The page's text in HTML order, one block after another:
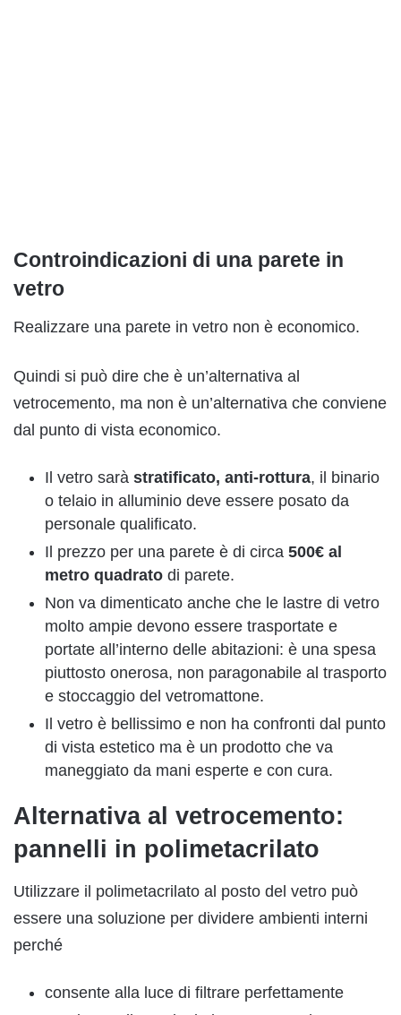
Controindicazioni di una parete in
vetro
Realizzare una parete in vetro non è economico.
Quindi si può dire che è un’alternativa al
vetrocemento, ma non è un’alternativa che conviene
dal punto di vista economico.
Il vetro sarà stratificato, anti-rottura, il binario
o telaio in alluminio deve essere posato da
personale qualificato.
Il prezzo per una parete è di circa 500€ al
metro quadrato di parete.
Non va dimenticato anche che le lastre di vetro
molto ampie devono essere trasportate e
portate all’interno delle abitazioni: è una spesa
piuttosto onerosa, non paragonabile al trasporto
e stoccaggio del vetromattone.
Il vetro è bellissimo e non ha confronti dal punto
di vista estetico ma è un prodotto che va
maneggiato da mani esperte e con cura.
Alternativa al vetrocemento:
pannelli in polimetacrilato
Utilizzare il polimetacrilato al posto del vetro può
essere una soluzione per dividere ambienti interni
perché
consente alla luce di filtrare perfettamente